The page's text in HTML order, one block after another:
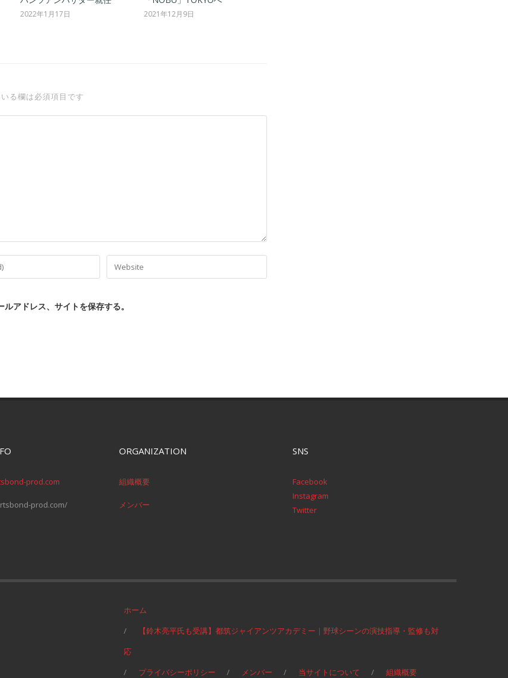
2022年1月17日 2021年12月9日
る欄は必須項目です
アドレス、サイトを保存する。
prod.com
prod.com/
ORGANIZATION
組織概要
メンバー
SNS
Facebook
Instagram
Twitter
ホーム
【鈴木亮平氏も受講】都筑ジャイアンツアカデミー｜野球シーンの演技指導・監修も対
応
プライバシーポリシー
メンバー 当サイトについて 組織概要